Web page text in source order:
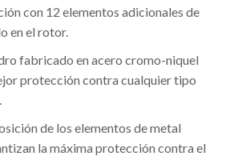
con 12 elementos adicionales de
en el rotor.
fabricado en acero cromo-niquel
protección contra cualquier tipo
de los elementos de metal
la máxima protección contra el